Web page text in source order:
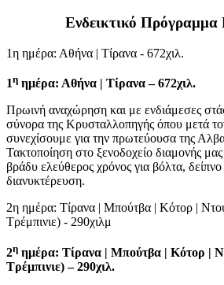
Ενδεικτικό Πρόγραμμα
1η ημέρα: Αθήνα | Τίρανα - 672χιλ.
1η ημέρα: Αθήνα | Τίρανα – 672χιλ.
Πρωινή αναχώρηση και με ενδιάμεσες
σύνορα της Κρυσταλλοπηγής όπου μετά
συνεχίσουμε για την πρωτεύουσα της
Τακτοποίηση στο ξενοδοχείο διαμονής
βράδυ ελεύθερος χρόνος για βόλτα, δείπνο
διανυκτέρευση.
2η ημέρα: Τίρανα | Μπούτβα | Κότορ |
Τρέμπινιε) - 290χιλμ
2η ημέρα: Τίρανα | Μπούτβα | Κότορ |
Τρέμπινιε) – 290χιλ.